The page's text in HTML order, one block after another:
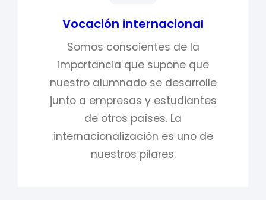
Vocación internacional
Somos conscientes de la
importancia que supone que
nuestro alumnado se desarrolle
junto a empresas y estudiantes
de otros países. La
internacionalización es uno de
nuestros pilares.